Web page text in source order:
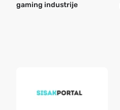
gaming industrije